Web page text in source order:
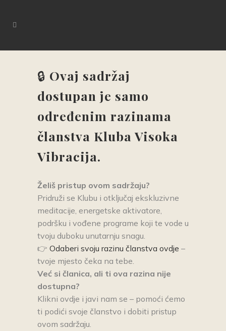
🔒 Ovaj sadržaj
dostupan je samo
određenim razinama
članstva Kluba Visoka
Vibracija.
Želiš pristup ovom sadržaju?
Pridruži se Klubu i otključaj ekskluzivne
meditacije, energetske aktivatore,
podršku i vođene programe koji te vode u
tvoju duboku unutarnju snagu.
👉 Odaberi svoju razinu članstva ovdje –
tvoje mjesto čeka na tebe.
Već si članica, ali ti ova razina nije
dostupna?
Klikni ovdje i javi nam se – pomoći ćemo
ti podići svoje članstvo i dobiti pristup
ovom sadržaju.